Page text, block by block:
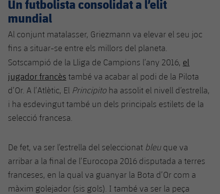
Un futbolista consolidat a l’elit
mundial
Al conjunt matalasser, Griezmann va elevar el seu joc
fins a situar-se entre els millors del planeta.
Sotscampió de la Lliga de Campions l’any 2016, el
jugador francès també va acabar al podi de la Pilota
d’Or. A l’Atlètic, El Principito ha assolit el nivell d’estrella,
i ha esdevingut també un dels principals estilets de la
selecció francesa.
De fet, va ser l’estrella del seleccionat bleuque va
arribar a la final de l’Eurocopa 2016 disputada a terres
franceses, en la qual va guanyar la Bota d’Or com a
màxim golejador (sis gols). I també va ser la peça